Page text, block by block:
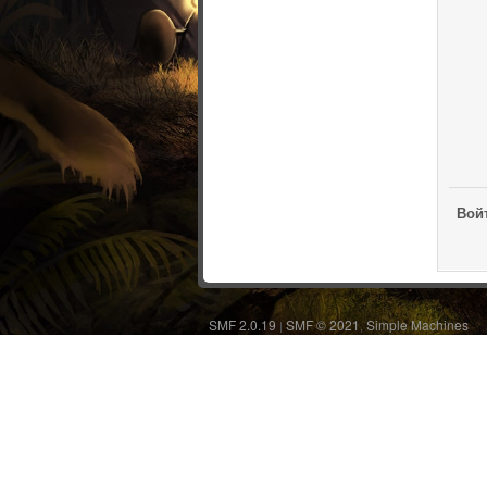
SMF 2.0.19 | SMF © 2021 ,Simple Machines